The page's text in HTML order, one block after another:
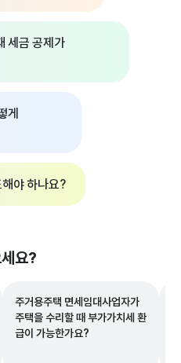
세금 공제가
게
야 하나요?
요?
주거용주택 면세임대사업자가
주택을 수리할 때 부가가치세 환
급이 가능한가요?